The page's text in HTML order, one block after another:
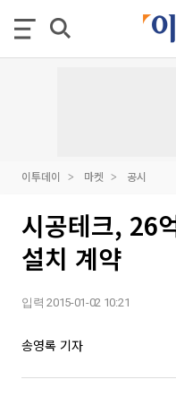
이투데이 마켓 공시
시공테크, 26
설치 계약
입력 2015-01-02 10:21
송영록 기자